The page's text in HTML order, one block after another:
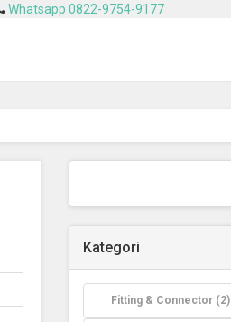
Whatsapp 0822-9754-9177
Kategori
Fitting & Connector (2)